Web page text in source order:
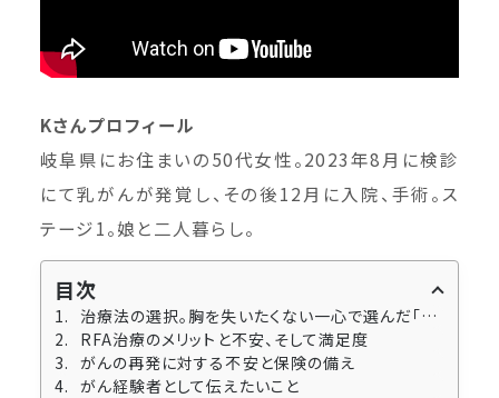
Kさんプロフィール
岐阜県にお住まいの50代女性。2023年8月に検診
にて乳がんが発覚し、その後12月に入院、手術。ス
テージ1。娘と二人暮らし。
目次
治療法の選択。胸を失いたくない一心で選んだ「RFA」
RFA治療のメリットと不安、そして満足度
がんの再発に対する不安と保険の備え
がん経験者として伝えたいこと